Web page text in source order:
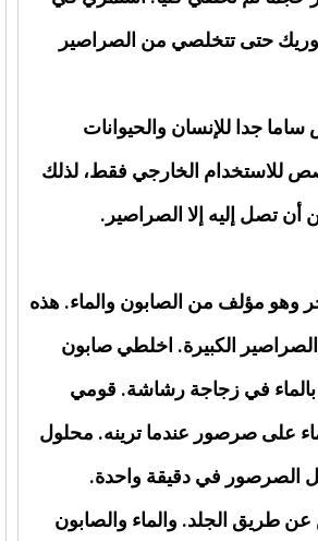
حتى تتخلصي من الصراصير
جدا للإنسان والحيوانات
للاستخدام الخارجي فقط، لذلك
أن تصل إليه إلا الصراصير.
وهو مؤلف من الصابون والماء. هذه
الكبيرة. اخلطي صابون
بالماء في زجاجة رشاشة. قومي
على صرصور عندما ترينه. محلول
الصرصور في دقيقة واحدة.
طريق الجلد. والماء والصابون